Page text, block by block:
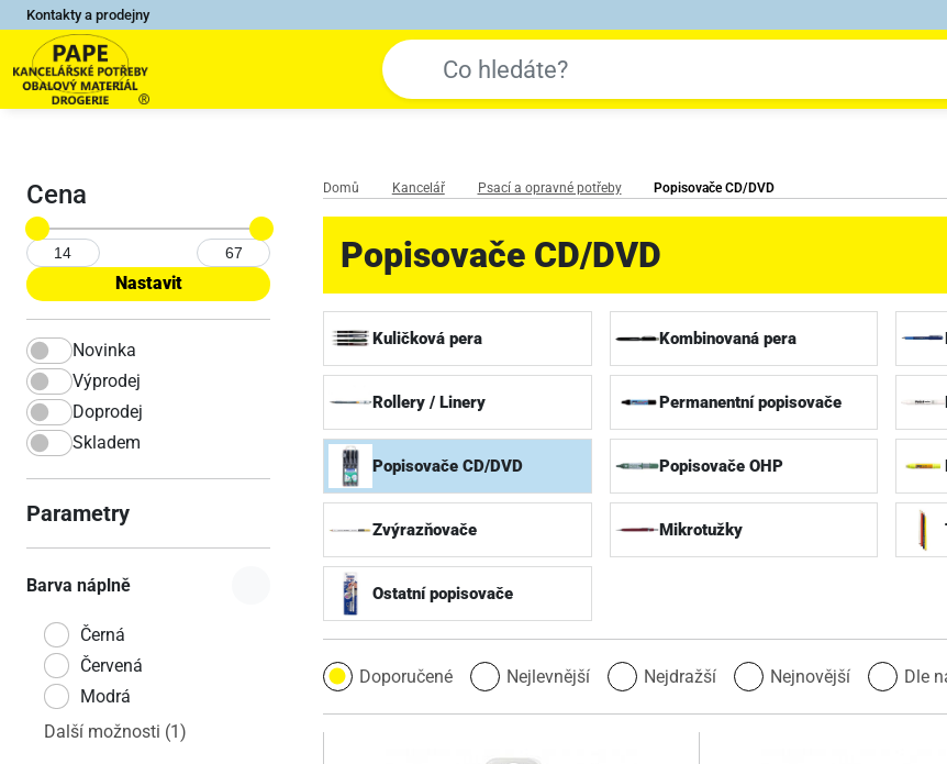
Kontakty a prodejny
Cena
Novinka
Výprodej
Doprodej
Skladem
Parametry
Barva náplně
Černá
Červená
Modrá
Další možnosti (1)
Domů Kancelář Psací a opravné potřeby Popisovače CD/DVD
Popisovače CD/DVD
Kuličková pera Kombinovaná pera
Rollery / Linery Permanentní popisovače
Popisovače CD/DVD Popisovače OHP
Zvýrazňovače Mikrotužky
Ostatní popisovače
Doporučené Nejlevnější Nejdražší Nejnovější Dle